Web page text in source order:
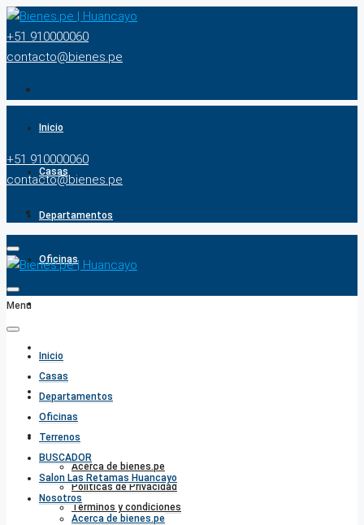
+51 910000060
contacto@bienes.pe
Inicio
Casas
Departamentos
Oficinas
Salon Las Retamas Huancayo
Nosotros
Acerca de bienes.pe
Politicas de Privacidad
Terminos y condiciones
+51 910000060
contacto@bienes.pe
Menu
Inicio
Casas
Departamentos
Oficinas
Terrenos
BUSCADOR
Salon Las Retamas Huancayo
Nosotros
Acerca de bienes.pe